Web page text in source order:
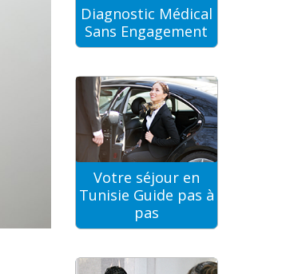
Diagnostic Médical
Sans Engagement
Votre séjour en
Tunisie Guide pas à
pas